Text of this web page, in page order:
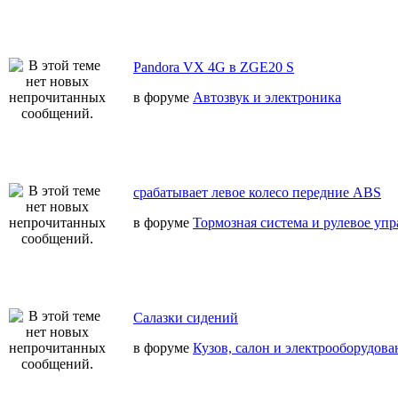
Pandora VX 4G в ZGE20 S
в форуме Автозвук и электроника
срабатывает левое колесо передние ABS
в форуме Тормозная система и рулевое
Салазки сидений
в форуме Кузов, салон и